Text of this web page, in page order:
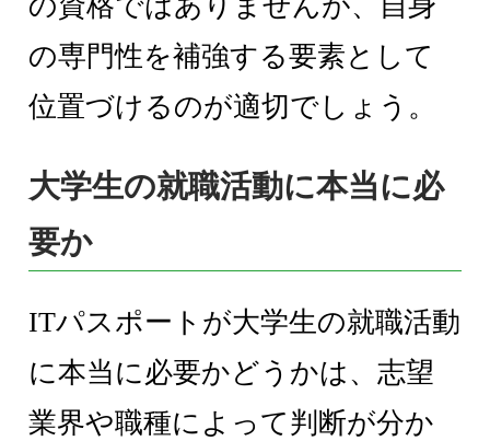
の専門性を補強する要素として
位置づけるのが適切でしょう。
大学生の就職活動に本当に必
要か
ITパスポートが大学生の就職活動
に本当に必要かどうかは、志望
業界や職種によって判断が分か